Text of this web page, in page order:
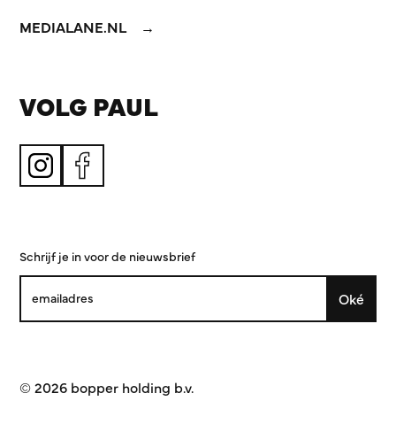
MEDIALANE.NL
VOLG PAUL
Schrijf je in voor de nieuwsbrief
Oké
© 2026 bopper holding b.v.